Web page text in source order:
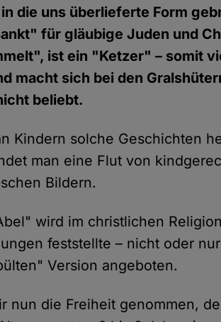
die uns überlieferte Form
für gläubige Juden und
ist ein "Ketzer" – somit
macht sich bei den
beliebt.
Kindern solche Geschichten
man eine Flut von
Bildern.
wird im christlichen
feststellte – nicht oder
Version angeboten.
nun die Freiheit genommen,